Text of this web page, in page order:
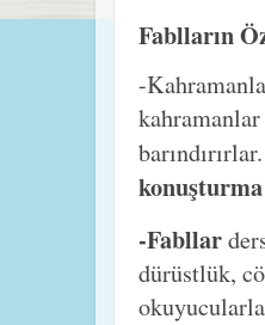
Fablların
-
-Fabllar
dürüstlük,